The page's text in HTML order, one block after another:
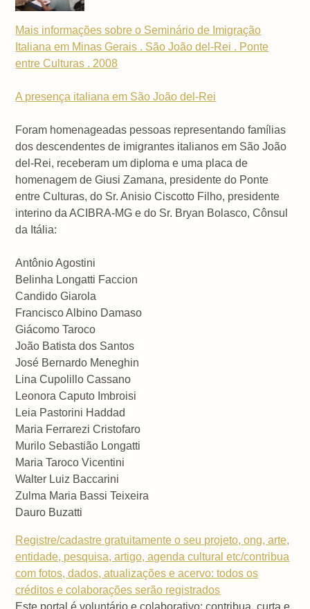
Mais informações sobre o Seminário de Imigração
Italiana em Minas Gerais . São João del-Rei . Ponte
entre Culturas . 2008
A presença italiana em São João del-Rei
Foram homenageadas pessoas representando famílias
dos descendentes de imigrantes italianos em São João
del-Rei, receberam um diploma e uma placa de
homenagem de Giusi Zamana, presidente do Ponte
entre Culturas, do Sr. Anisio Ciscotto Filho, presidente
interino da ACIBRA-MG e do Sr. Bryan Bolasco, Cônsul
da Itália:
Antônio Agostini
Belinha Longatti Faccion
Candido Giarola
Francisco Albino Damaso
Giácomo Taroco
João Batista dos Santos
José Bernardo Meneghin
Lina Cupolillo Cassano
Leonora Caputo Imbroisi
Leia Pastorini Haddad
Maria Ferrarezi Cristofaro
Murilo Sebastião Longatti
Maria Taroco Vicentini
Walter Luiz Baccarini
Zulma Maria Bassi Teixeira
Dauro Buzatti
Registre/cadastre gratuitamente o seu projeto, ong, arte,
entidade, pesquisa, artigo, agenda cultural etc/contribua
com fotos, dados, atualizações e acervo: todos os
créditos e colaborações serão registrados